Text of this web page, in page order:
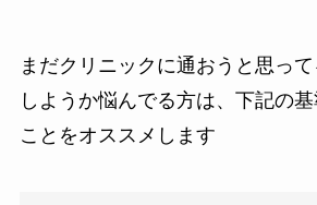
まだクリニックに通おうと思っ
しようか悩んでる方は、下記の
ことをオススメします